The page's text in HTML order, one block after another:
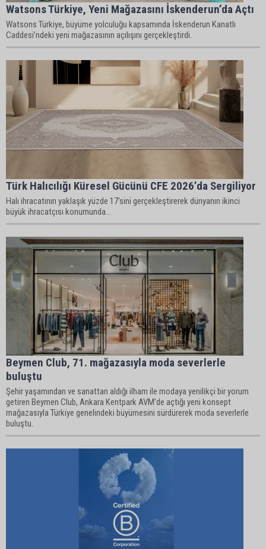
Watsons Türkiye, Yeni Mağazasını İskenderun’da Açtı
Watsons Türkiye, büyüme yolculuğu kapsamında İskenderun Kanatlı
Caddesi’ndeki yeni mağazasının açılışını gerçekleştirdi.
Türk Halıcılığı Küresel Gücünü CFE 2026’da Sergiliyor
Halı ihracatının yaklaşık yüzde 17'sini gerçekleştirerek dünyanın ikinci
büyük ihracatçısı konumunda...
Beymen Club, 71. mağazasıyla moda severlerle
buluştu
Şehir yaşamından ve sanattan aldığı ilham ile modaya yenilikçi bir yorum
getiren Beymen Club, Ankara Kentpark AVM’de açtığı yeni konsept
mağazasıyla Türkiye genelindeki büyümesini sürdürerek moda severlerle
buluştu.